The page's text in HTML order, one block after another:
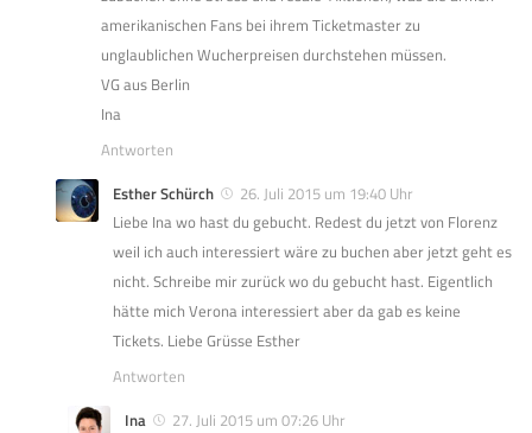
amerikanischen Fans bei ihrem Ticketmaster zu
unglaublichen Wucherpreisen durchstehen müssen.
VG aus Berlin
Ina
Antworten
Esther Schürch
26. Juli 2015 um 19:40 Uhr
Liebe Ina wo hast du gebucht. Redest du jetzt von Florenz
weil ich auch interessiert wäre zu buchen aber jetzt geht es
nicht. Schreibe mir zurück wo du gebucht hast. Eigentlich
hätte mich Verona interessiert aber da gab es keine
Tickets. Liebe Grüsse Esther
Antworten
Ina
27. Juli 2015 um 07:26 Uhr